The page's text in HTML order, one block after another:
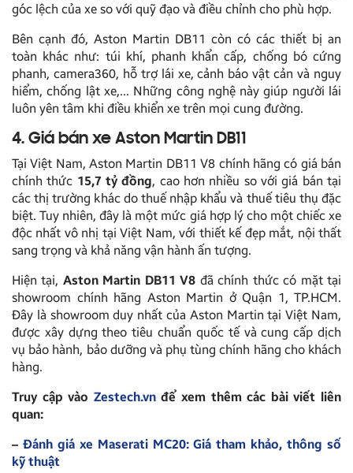
góc lệch của xe so với quỹ đạo và điều chỉnh cho phù hợp.
Bên cạnh đó, Aston Martin DB11 còn có các thiết bị an
toàn khác như: túi khí, phanh khẩn cấp, chống bó cứng
phanh, camera360, hỗ trợ lái xe, cảnh báo vật cản và nguy
hiểm, chống lật xe,… Những công nghệ này giúp người lái
luôn yên tâm khi điều khiển xe trên mọi cung đường.
4. Giá bán xe Aston Martin DB11
Tại Việt Nam, Aston Martin DB11 V8 chính hãng có giá bán
chính thức 15,7 tỷ đồng, cao hơn nhiều so với giá bán tại
các thị trường khác do thuế nhập khẩu và thuế tiêu thụ đặc
biệt. Tuy nhiên, đây là một mức giá hợp lý cho một chiếc xe
độc nhất vô nhị tại Việt Nam, với thiết kế đẹp mắt, nội thất
sang trọng và khả năng vận hành ấn tượng.
Hiện tại, Aston Martin DB11 V8 đã chính thức có mặt tại
showroom chính hãng Aston Martin ở Quận 1, TP.HCM.
Đây là showroom duy nhất của Aston Martin tại Việt Nam,
được xây dựng theo tiêu chuẩn quốc tế và cung cấp dịch
vụ bảo hành, bảo dưỡng và phụ tùng chính hãng cho khách
hàng.
Truy cập vào Zestech.vnđể xem thêm các bài viết liên
quan:
– Đánh giá xe Maserati MC20: Giá tham khảo, thông số
kỹ thuật